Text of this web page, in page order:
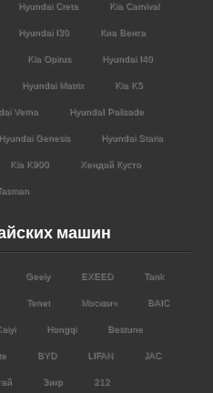
Hyundai Creta Kia Carnival
Hyundai I30 Киа Венга
Kia Opirus Hyundai I40
Hyundai Matrix Kia K5
Verna HyundaI Palisade
Hyundai Genesis Hyundai Staria
Kia K900 Хендай Кусто
машин
Geely EXEED Tank
Tenet Москвич BAIC
Hongqi Bestune
BYD LIFAN JAC
Зикр 212